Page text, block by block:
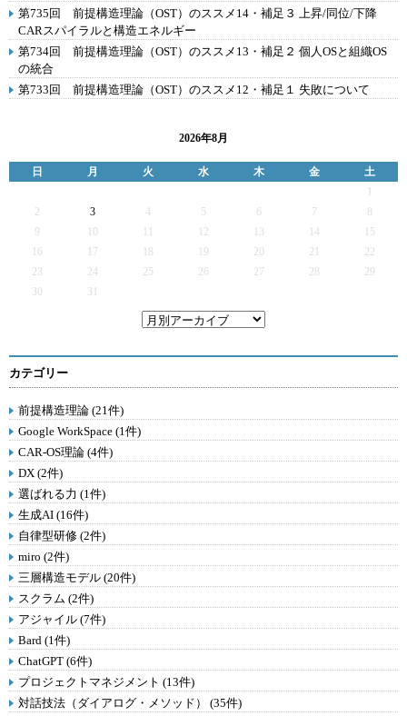
第735回 前提構造理論（OST）のススメ14・補足３ 上昇/同位/下降
CARスパイラルと構造エネルギー
第734回 前提構造理論（OST）のススメ13・補足２ 個人OSと組織OS
の統合
第733回 前提構造理論（OST）のススメ12・補足１ 失敗について
2026年8月
日 月 火 水 木 金
土
2
3 4 5 6 7
9
12 13 14
15
16
17 19 20 21
22
23
24 25 26 27 28
29
30
31
カテゴリー
前提構造理論 (21件)
Google WorkSpace (1件)
CAR-OS理論 (4件)
DX (2件)
選ばれる力 (1件)
生成AI (16件)
自律型研修 (2件)
miro (2件)
三層構造モデル (20件)
スクラム (2件)
アジャイル (7件)
Bard (1件)
ChatGPT (6件)
プロジェクトマネジメント (13件)
対話技法（ダイアログ・メソッド） (35件)